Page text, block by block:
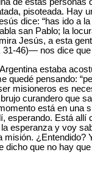
de estas
pisoteada. Hay
dice: “has ido a
san Pablo; la
Jesús, a esta
31-46)— nos dice
estaba
quedé pensando:
misioneros es
curandero que
está en una
esperando. Está
esperanza y voy
misión.
que no hay